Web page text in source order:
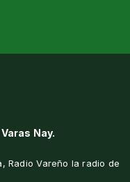
Nay.
Radio Vareño la radio de